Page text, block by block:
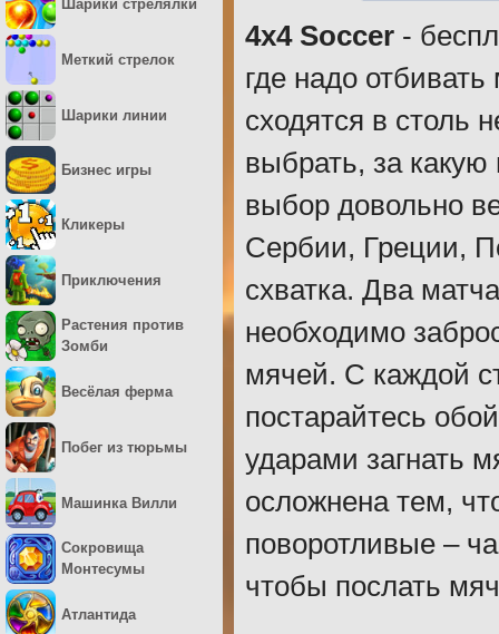
4x4 Soccer -
где надо
сходятся в столь
выбрать, за какую
выбор довольно
Сербии, Греции,
схватка. Два
необходимо
мячей. С каждой
постарайтесь
ударами загнать
осложнена тем,
поворотливые –
чтобы послать
Шарики стрелялки
Меткий стрелок
Шарики линии
Бизнес игры
Кликеры
Приключения
Растения против
Зомби
Весёлая ферма
Побег из тюрьмы
Машинка Вилли
Сокровища
Монтесумы
Атлантида